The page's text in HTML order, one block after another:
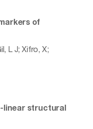
of
L J; Xifro, X;
linear structural